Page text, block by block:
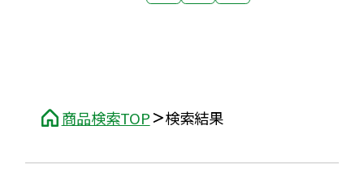
商品検索TOP 検索結果